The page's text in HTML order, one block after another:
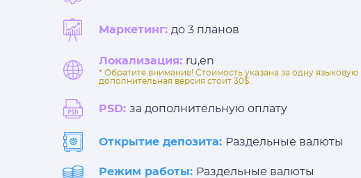
Маркетинг: до 3 планов
Локализация: ru,en
* Обратите внимание! Стоимость указана за одну
дополнительная версия стоит 30$.
PSD: за дополнительную оплату
Открытие депозита: Раздельные валюты
Режим работы: Раздельные валюты